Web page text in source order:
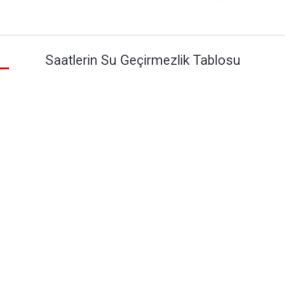
Saatlerin Su Geçirmezlik Tablosu